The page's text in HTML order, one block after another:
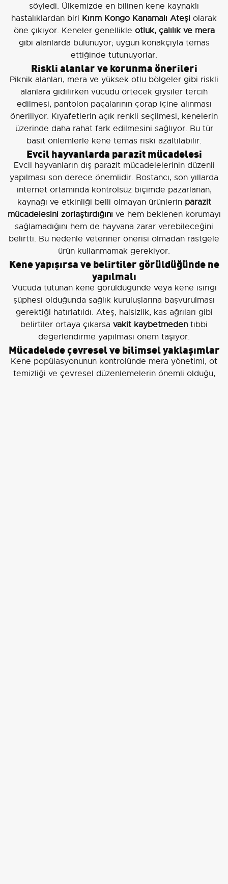
söyledi. Ülkemizde en bilinen kene kaynaklı
hastalıklardan biri Kırım Kongo Kanamalı Ateşi olarak
öne çıkıyor. Keneler genellikle otluk, çalılık ve mera
gibi alanlarda bulunuyor; uygun konakçıyla temas
ettiğinde tutunuyorlar.
Riskli alanlar ve korunma önerileri
Piknik alanları, mera ve yüksek otlu bölgeler gibi riskli
alanlara gidilirken vücudu örtecek giysiler tercih
edilmesi, pantolon paçalarının çorap içine alınması
öneriliyor. Kıyafetlerin açık renkli seçilmesi, kenelerin
üzerinde daha rahat fark edilmesini sağlıyor. Bu tür
basit önlemlerle kene temas riski azaltılabilir.
Evcil hayvanlarda parazit mücadelesi
Evcil hayvanların dış parazit mücadelelerinin düzenli
yapılması son derece önemlidir. Bostancı, son yıllarda
internet ortamında kontrolsüz biçimde pazarlanan,
kaynağı ve etkinliği belli olmayan ürünlerin parazit
mücadelesini zorlaştırdığını ve hem beklenen korumayı
sağlamadığını hem de hayvana zarar verebileceğini
belirtti. Bu nedenle veteriner önerisi olmadan rastgele
ürün kullanmamak gerekiyor.
Kene yapışırsa ve belirtiler görüldüğünde ne
yapılmalı
Vücuda tutunan kene görüldüğünde veya kene ısırığı
şüphesi olduğunda sağlık kuruluşlarına başvurulması
gerektiği hatırlatıldı. Ateş, halsizlik, kas ağrıları gibi
belirtiler ortaya çıkarsa vakit kaybetmeden tıbbi
değerlendirme yapılması önem taşıyor.
Mücadelede çevresel ve bilimsel yaklaşımlar
Kene popülasyonunun kontrolünde mera yönetimi, ot
temizliği ve çevresel düzenlemelerin önemli olduğu,